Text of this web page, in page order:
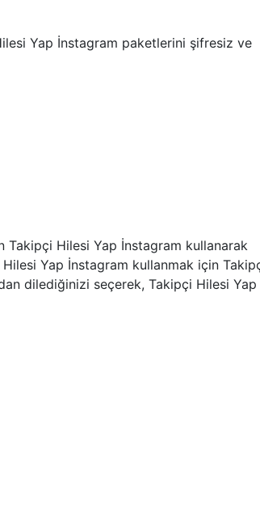
Yap İnstagram paketlerini şifresiz ve
Takipçi Hilesi Yap İnstagram kullanarak
Yap İnstagram kullanmak için
dilediğinizi seçerek, Takipçi Hilesi Yap